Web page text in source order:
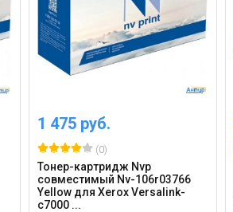
1 475 руб.
(0)
Тонер-картридж Nvp
совместимый Nv-106r03766
Yellow для Xerox Versalink-
c7000 ...